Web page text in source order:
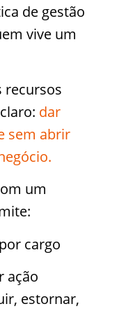
de gestão
vive um
recursos
dar
sem abrir
um
cargo
ação
estornar,